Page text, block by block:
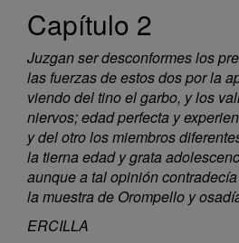
Capítulo 2
Juzgan ser desconformes los
las fuerzas de estos dos por la
viendo del tino el garbo, y los
niervos; edad perfecta y
y del otro los miembros
la tierna edad y grata
aunque a tal opinión contradecía
la muestra de Orompello y
ERCILLA